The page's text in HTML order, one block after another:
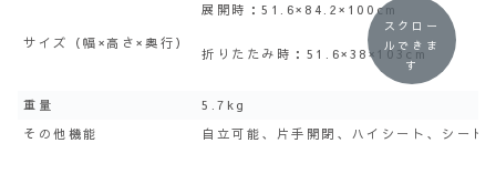
サイズ（幅×高さ×奥行）
展開時：51.6×84.2×100cm
折りたたみ時：51.6×38×103cm
重量
5.7kg
その他機能
自立可能、片手開閉、ハイシート、シー
スクロー
ルできま
す